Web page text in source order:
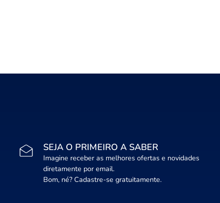
SEJA O PRIMEIRO A SABER
Imagine receber as melhores ofertas e novidades
diretamente por email.
Bom, né? Cadastre-se gratuitamente.